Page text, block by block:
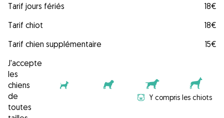
Tarif jours fériés
18€
Tarif chiot
18€
Tarif chien supplémentaire
15€
J'accepte
les
chiens
de
toutes
Y compris les chiots